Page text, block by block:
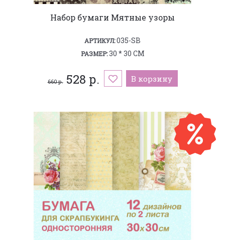
Набор бумаги Мятные узоры
АРТИКУЛ:035-SB
РАЗМЕР:30 * 30 СМ
660 р.528 р. В корзину